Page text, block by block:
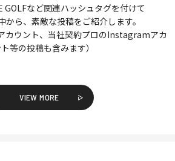
GOLFなど関連ハッシュタグを付けて
から、素敵な投稿をご紹介します。
カウント、当社契約プロのInstagramアカ
等の投稿も含みます）
VIEW MORE